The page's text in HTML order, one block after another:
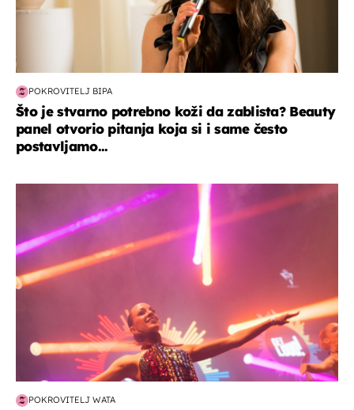
POKROVITELJ BIPA
Što je stvarno potrebno koži da zablista? Beauty
panel otvorio pitanja koja si i same često
postavljamo...
POKROVITELJ WATA